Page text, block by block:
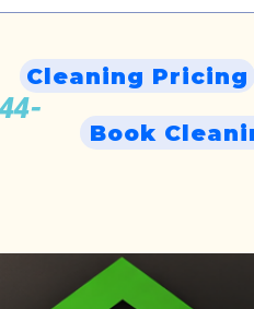
Book
Cleaning Pricing